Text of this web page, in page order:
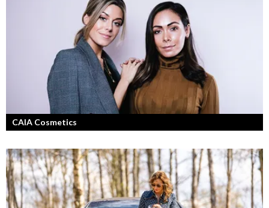
CAIA Cosmetics
Skönhet är bra självkänsla och ett vackert leende enligt grundarna av
det nya raketvarumärket inom smink: CAIA Cosmetics.